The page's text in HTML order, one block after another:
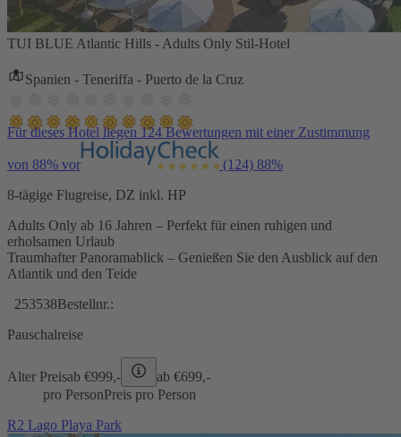
TUI BLUE Atlantic Hills - Adults Only Stil-Hotel
Spanien - Teneriffa - Puerto de la Cruz
Für dieses Hotel liegen 124 Bewertungen mit einer Zustimmung
von 88% vor (124) 88%
8-tägige Flugreise, DZ inkl. HP
Adults Only ab 16 Jahren – Perfekt für einen ruhigen und
erholsamen Urlaub
Traumhafter Panoramablick – Genießen Sie den Ausblick auf den
Atlantik und den Teide
253538Bestellnr.:
Pauschalreise
Alter Preisab €999,- ab €699,-
pro PersonPreis pro Person
R2 Lago Playa Park